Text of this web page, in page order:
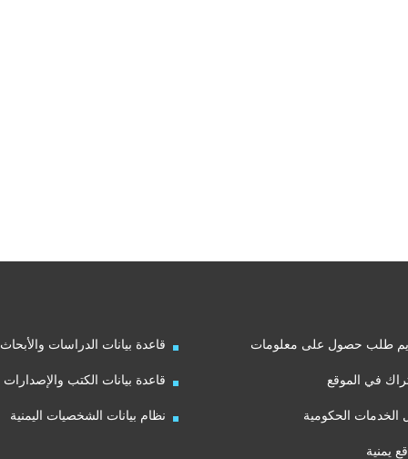
طلب حصول على معلومات
في الموقع
الخدمات الحكومية
يمنية
قاعدة بيانات الدراسات والأبحاث
قاعدة بيانات الكتب والإصدارات
نظام بيانات الشخصيات اليمنية